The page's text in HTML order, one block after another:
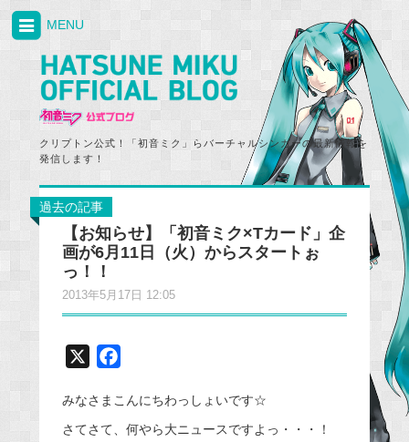
クリプトン公式！「初音ミク」らバーチャルシンガーの最新情報を
発信します！
MENU
過去の記事
【お知らせ】「初音ミク×Tカード」企
画が6月11日（火）からスタートぉ
っ！！
2013年5月17日 12:05
c
e
みなさまこんにちわっしょいです☆
さてさて、何やら大ニュースですよっ・・・！